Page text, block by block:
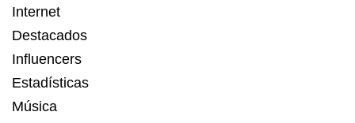
Internet
Destacados
Influencers
Estadísticas
Música